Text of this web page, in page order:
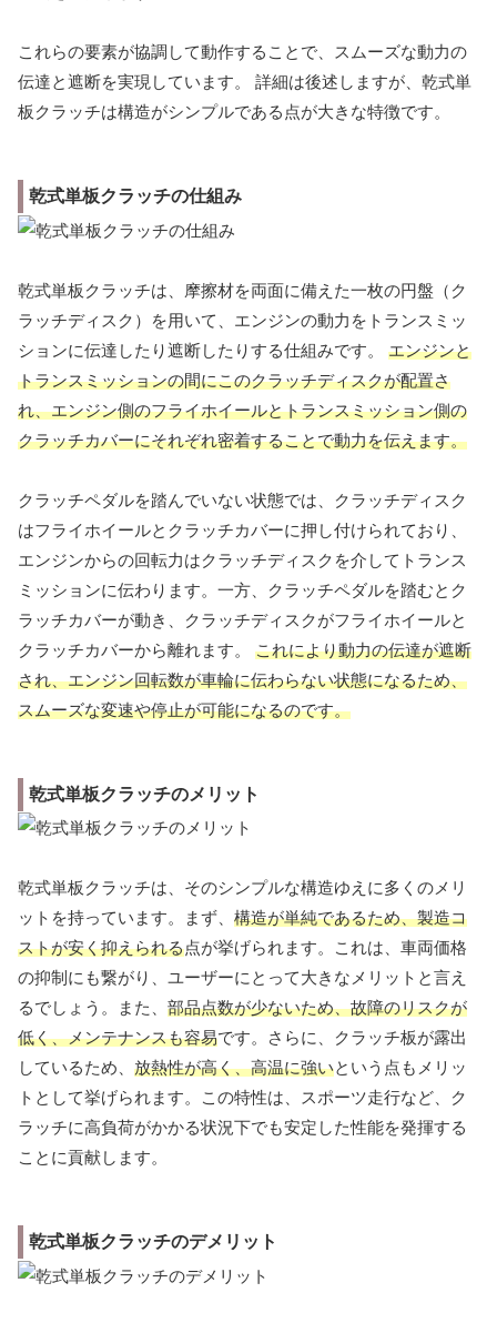
これらの要素が協調して動作することで、スムーズな動力の
伝達と遮断を実現しています。 詳細は後述しますが、乾式単
板クラッチは構造がシンプルである点が大きな特徴です。
乾式単板クラッチの仕組み
乾式単板クラッチは、摩擦材を両面に備えた一枚の円盤（ク
ラッチディスク）を用いて、エンジンの動力をトランスミッ
ションに伝達したり遮断したりする仕組みです。 エンジンと
トランスミッションの間にこのクラッチディスクが配置さ
れ、エンジン側のフライホイールとトランスミッション側の
クラッチカバーにそれぞれ密着することで動力を伝えます。
クラッチペダルを踏んでいない状態では、クラッチディスク
はフライホイールとクラッチカバーに押し付けられており、
エンジンからの回転力はクラッチディスクを介してトランス
ミッションに伝わります。一方、クラッチペダルを踏むとク
ラッチカバーが動き、クラッチディスクがフライホイールと
クラッチカバーから離れます。 これにより動力の伝達が遮断
され、エンジン回転数が車輪に伝わらない状態になるため、
スムーズな変速や停止が可能になるのです。
乾式単板クラッチのメリット
乾式単板クラッチは、そのシンプルな構造ゆえに多くのメリ
ットを持っています。まず、 構造が単純であるため、製造コ
ストが安く抑えられる点が挙げられます。これは、車両価格
の抑制にも繋がり、ユーザーにとって大きなメリットと言え
るでしょう。また、 部品点数が少ないため、故障のリスクが
低く、メンテナンスも容易です。さらに、クラッチ板が露出
しているため、 放熱性が高く、高温に強いという点もメリッ
トとして挙げられます。この特性は、スポーツ走行など、ク
ラッチに高負荷がかかる状況下でも安定した性能を発揮する
ことに貢献します。
乾式単板クラッチのデメリット